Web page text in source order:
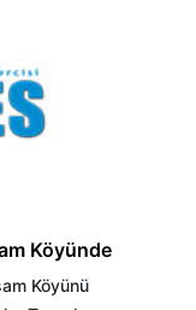
Köyünde
Köyünü